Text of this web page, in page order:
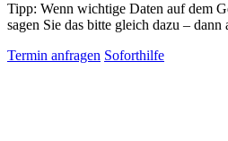
Tipp: Wenn wichtige Daten auf dem
sagen Sie das bitte gleich dazu –
Termin anfragen Soforthilfe